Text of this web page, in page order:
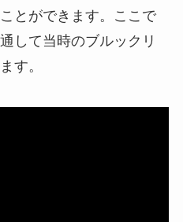
とができます。ここで
して当時のブルックリ
す。